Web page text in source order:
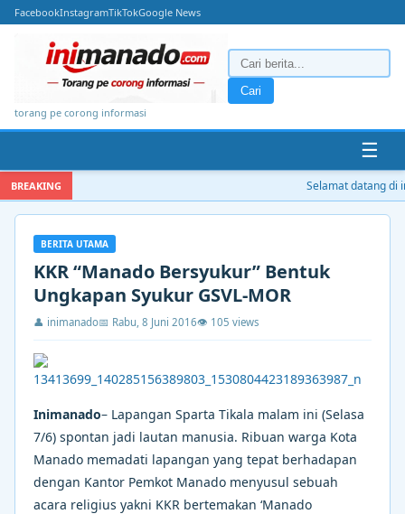
FacebookInstagramTikTokGoogle News
torang pe corong informasi
Cari
☰
BREAKING Selamat datang di
BERITA UTAMA
KKR “Manado Bersyukur” Bentuk
Ungkapan Syukur GSVL-MOR
👤 inimanado📅 Rabu, 8 Juni 2016👁 105 views
Inimanado– Lapangan Sparta Tikala malam ini (Selasa
7/6) spontan jadi lautan manusia. Ribuan warga Kota
Manado memadati lapangan yang tepat berhadapan
dengan Kantor Pemkot Manado menyusul sebuah
acara religius yakni KKR bertemakan ‘Manado